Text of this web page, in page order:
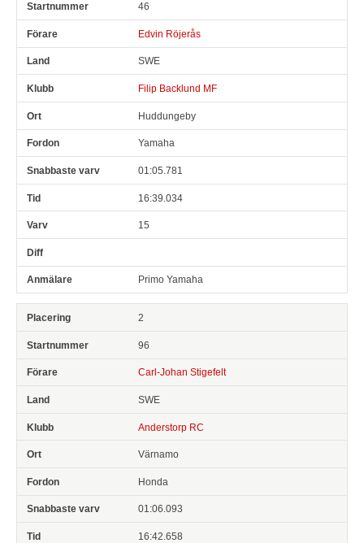
46
Edvin Röjerås
SWE
Filip Backlund MF
Huddungeby
Yamaha
01:05.781
16:39.034
15
Primo Yamaha
2
96
Carl-Johan Stigefelt
SWE
Anderstorp RC
Värnamo
Honda
01:06.093
16:42.658